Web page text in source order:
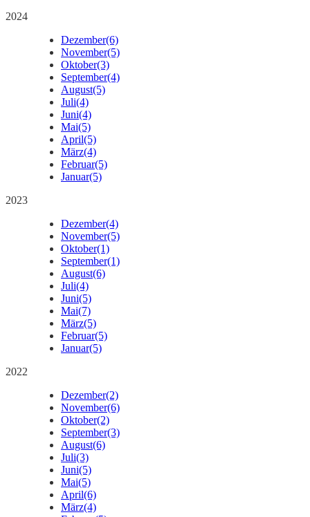
2024
Dezember(6)
November(5)
Oktober(3)
September(4)
August(5)
Juli(4)
Juni(4)
Mai(5)
April(5)
März(4)
Februar(5)
Januar(5)
2023
Dezember(4)
November(5)
Oktober(1)
September(1)
August(6)
Juli(4)
Juni(5)
Mai(7)
März(5)
Februar(5)
Januar(5)
2022
Dezember(2)
November(6)
Oktober(2)
September(3)
August(6)
Juli(3)
Juni(5)
Mai(5)
April(6)
März(4)